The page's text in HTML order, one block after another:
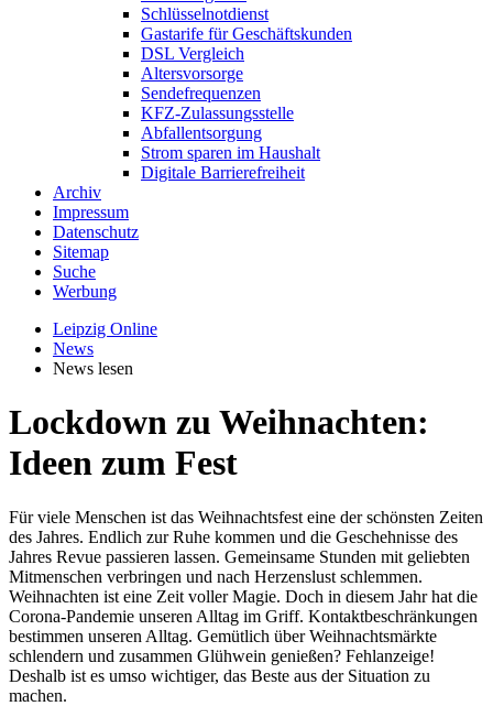
Schlüsselnotdienst
Gastarife für Geschäftskunden
DSL Vergleich
Altersvorsorge
Sendefrequenzen
KFZ-Zulassungsstelle
Abfallentsorgung
Strom sparen im Haushalt
Digitale Barrierefreiheit
Archiv
Impressum
Datenschutz
Sitemap
Suche
Werbung
Leipzig Online
News
News lesen
Lockdown zu Weihnachten:
Ideen zum Fest
Für viele Menschen ist das Weihnachtsfest eine der schönsten Zeiten
des Jahres. Endlich zur Ruhe kommen und die Geschehnisse des
Jahres Revue passieren lassen. Gemeinsame Stunden mit geliebten
Mitmenschen verbringen und nach Herzenslust schlemmen.
Weihnachten ist eine Zeit voller Magie. Doch in diesem Jahr hat die
Corona-Pandemie unseren Alltag im Griff. Kontaktbeschränkungen
bestimmen unseren Alltag. Gemütlich über Weihnachtsmärkte
schlendern und zusammen Glühwein genießen? Fehlanzeige!
Deshalb ist es umso wichtiger, das Beste aus der Situation zu
machen.